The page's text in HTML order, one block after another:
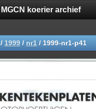
MGCN koerier archief
/ 1999 / nr1 / 1999-nr1-p41